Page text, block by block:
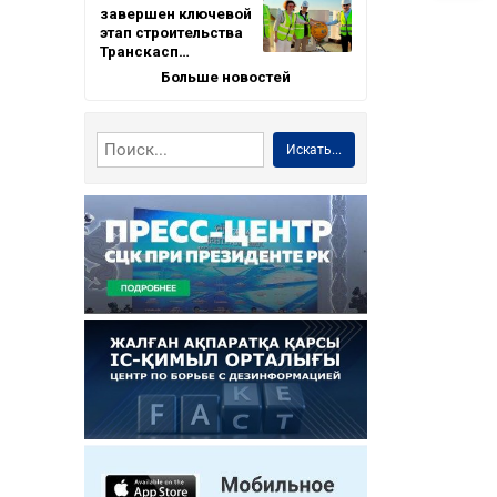
завершен ключевой
этап строительства
Транскасп…
Больше новостей
Искать...